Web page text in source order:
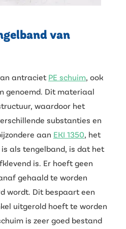
van
antraciet PE schuim, ook
genoemd. Dit materiaal
waardoor het
substanties en
aan EKI 1350, het
als tengelband, is dat het
is. Er hoeft geen
gehaald te worden
wordt. Dit bespaart een
uitgerold hoeft te worden
is zeer goed bestand